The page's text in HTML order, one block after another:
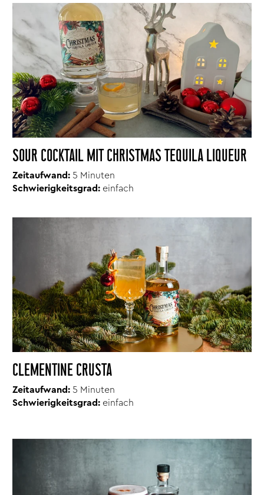
SOUR COCKTAIL MIT CHRISTMAS TEQUILA LIQUEUR
Zeitaufwand: 5 Minuten
Schwierigkeitsgrad: einfach
CLEMENTINE CRUSTA
Zeitaufwand: 5 Minuten
Schwierigkeitsgrad: einfach